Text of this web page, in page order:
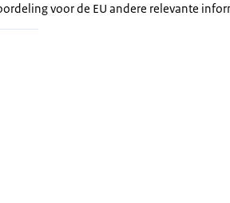
voor de EU andere relevante